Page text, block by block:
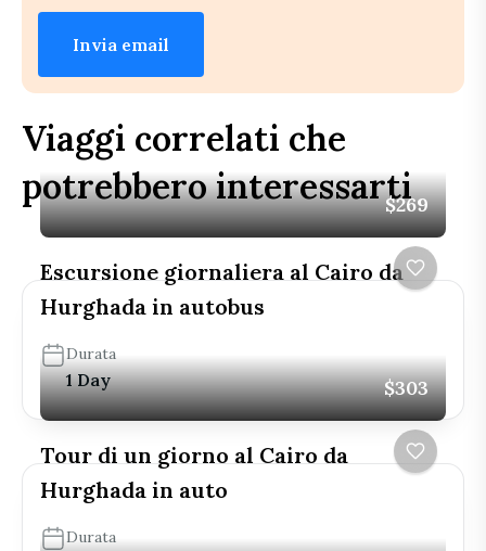
Invia email
Viaggi correlati che
potrebbero interessarti
$269
Escursione giornaliera al Cairo da
Hurghada in autobus
Durata
1 Day $303
Tour di un giorno al Cairo da
Hurghada in auto
Durata